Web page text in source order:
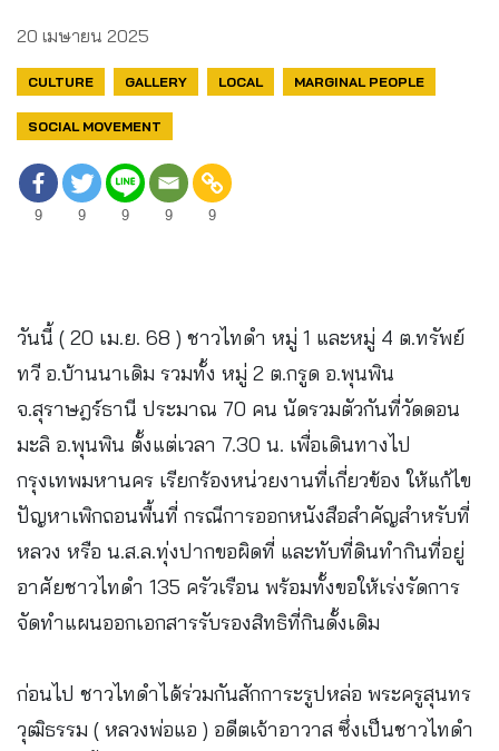
20 เมษายน 2025
CULTURE GALLERY LOCAL MARGINAL PEOPLE
SOCIAL MOVEMENT
9 9 9 9 9
วันนี้ ( 20 เม.ย. 68 ) ชาวไทดำ หมู่ 1 และหมู่ 4 ต.ทรัพย์
ทวี อ.บ้านนาเดิม รวมทั้ง หมู่ 2 ต.กรูด อ.พุนพิน
จ.สุราษฎร์ธานี ประมาณ 70 คน นัดรวมตัวกันที่วัดดอน
มะลิ อ.พุนพิน ตั้งแต่เวลา 7.30 น. เพื่อเดินทางไป
กรุงเทพมหานคร เรียกร้องหน่วยงานที่เกี่ยวข้อง ให้แก้ไข
ปัญหาเพิกถอนพื้นที่ กรณีการออกหนังสือสำคัญสำหรับที่
หลวง หรือ น.ส.ล.ทุ่งปากขอผิดที่ และทับที่ดินทำกินที่อยู่
อาศัยชาวไทดำ 135 ครัวเรือน พร้อมทั้งขอให้เร่งรัดการ
จัดทำแผนออกเอกสารรับรองสิทธิที่กินดั้งเดิม
ก่อนไป ชาวไทดำได้ร่วมกันสักการะรูปหล่อ พระครูสุนทร
วุฒิธรรม ( หลวงพ่อแอ ) อดีตเจ้าอาวาส ซึ่งเป็นชาวไทดำ